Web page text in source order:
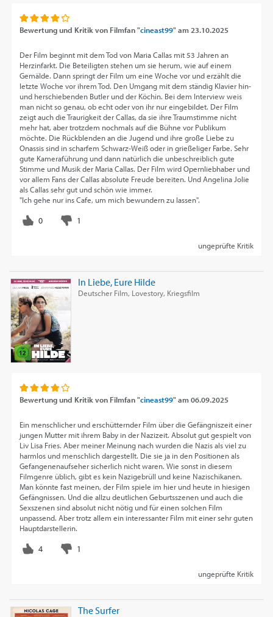
Bewertung und Kritik von Filmfan "cineast99"am 23.10.2025
Der Film beginnt mit dem Tod von Maria Callas mit 53 Jahren an
Herzinfarkt. Die Beteiligten stehen um sie herum, wie auf einem
Gemälde. Dann springt der Film um eine Woche vor und erzählt die
letzte Woche vor ihrem Tod. Den Umgang mit dem ständig Klavier hin-
und herschiebenden Butler und der Köchin. Bei dem Interview weis
man nicht so genau, ob echt oder von ihr nur eingebildet. Der Film
zeigt auch die Traurigkeit der Callas, da sie ihre Traumstimme nicht
mehr hat, aber trotzdem nochmals auf die Bühne vor Publikum
möchte. Die Rückblenden an die Jugend und ihre große Liebe zu
Onassis sind in scharfem Schwarz-Weiß oder in grießeliger Farbe. Sehr
gute Kameraführung und dann natürlich die unbeschreiblich gute
Stimme und Musik der Maria Callas. Der Film wird Opernliebhaber und
vor allem Fans der Callas absolute Freude bereiten. Und Angelina Jolie
als Callas sehr gut und schön wie immer.
"Ich gehe nur ins Cafe, um mich bewundern zu lassen".
ungeprüfte Kritik
In Liebe, Eure Hilde
Deutscher Film, Lovestory, Kriegsfilm
Bewertung und Kritik von Filmfan "cineast99"am06.09.2025
Ein menschlicher und erschütternder Film über die Gefängniszeit einer
jungen Mutter mit ihrem Baby in der Nazizeit. Absolut gut gespielt von
Liv Lisa Fries. Aber meiner Meinung nach wurden die Nazis als viel zu
harmlos und menschlich dargestellt. Die sie ja in den Positionen als
Gefangenenaufseher sicherlich nicht waren. Wie sonst in diesem
Filmgenre üblich, gibt es kein Nazigebrüll und keine Nazischikanen.
Man könnte fast meinen, der Film spiele im hier und heute in hiesigen
Gefängnissen. Und die allzu deutlichen Geburtsszenen und auch die
Sexszenen sind absolut nicht nötig und für einen solchen Film
unpassend. Aber trotz allem ein interessanter Film mit einer sehr guten
Hauptdarstellerin.
ungeprüfte Kritik
The Surfer